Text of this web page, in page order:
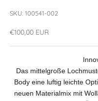
SKU: 100541-002
Angebot
€100,00 EUR
Das mittelgroße
Body eine luftig leichte
neuen Materialmix mit